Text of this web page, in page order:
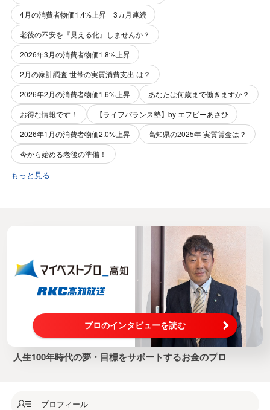
4月の消費者物価1.4%上昇 3カ月連続
老後の不安を『見える化』しませんか？
2026年3月の消費者物価1.8%上昇
2月の家計調査 世帯の実質消費支出 は？
2026年2月の消費者物価1.6%上昇
あなたは何歳まで働きますか？
お得な情報です！
【ライフバランス塾】by エフピーあさひ
2026年1月の消費者物価2.0%上昇
高知県の2025年 実質賃金は？
今から始める老後の準備！
もっと見る
プロのインタビューを読む
人生100年時代の夢・目標をサポートするお金のプロ
プロフィール